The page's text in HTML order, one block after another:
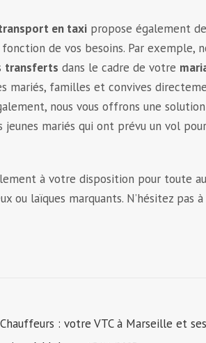
en taxi propose également
de vos besoins. Par exemple,
transferts dans le cadre de votre
mariés, familles et convives
nous vous offrons une
jeunes mariés qui ont prévu un vol
à votre disposition pour toute
ou laïques marquants. N’hésitez pas à
: votre VTC à Marseille et